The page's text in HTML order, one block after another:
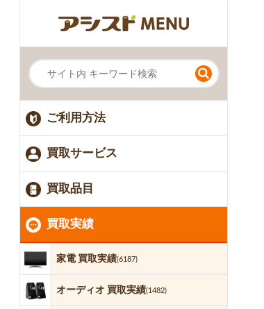
ご利用方法
買取サービス
買取品目
買取実績
家電 買取実績(6187)
オーディオ 買取実績(1482)